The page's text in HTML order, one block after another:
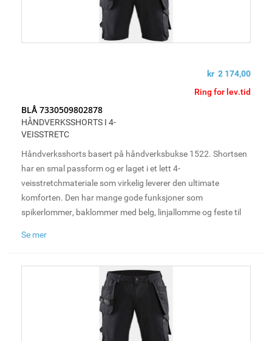
kr 2 174,00
Ring for lev.tid
BLÅ 7330509802878
HÅNDVERKSSHORTS I 4-
VEISSTRETC
Håndverksshorts basert på håndverksbukse 1522. Shortsen
har en smal passform og er laget i et lett 4-
veisstretchmateriale som virkelig leverer den ultimate
komforten. Den har mange gode funksjoner som
spikerlommer, baklommer med belg, linjallomme og feste til
håndverkere på varme dager.
Se mer